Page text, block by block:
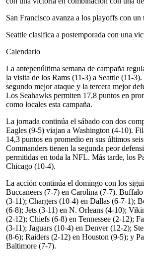
San Francisco avanza a los playoffs con un
Seattle clasifica a postemporada con una
Calendario
La antepenúltima semana de campaña
la visita de los Rams (11-3) a Seattle (11-
segundo mejor ataque y la tercera mejor
Los Seahawks permiten 17,8 puntos en
como locales esta campaña.
La jornada continúa el sábado con dos
Eagles (9-5) viajan a Washington (4-10).
14,3 puntos en promedio en sus últimos
Commanders tienen la segunda peor
permitidas en toda la NFL. Más tarde, los
Chicago (10-4).
La acción continúa el domingo con los
Buccaneers (7-7) en Carolina (7-7).
(3-11); Chargers (10-4) en Dallas (6-7-1);
(6-8); Jets (3-11) en N. Orleans (4-10);
(2-12); Chiefs (6-8) en Tennessee (2-12);
(3-11); Jaguars (10-4) en Denver (12-2);
(8-6); Raiders (2-12) en Houston (9-5); y
Baltimore (7-7).